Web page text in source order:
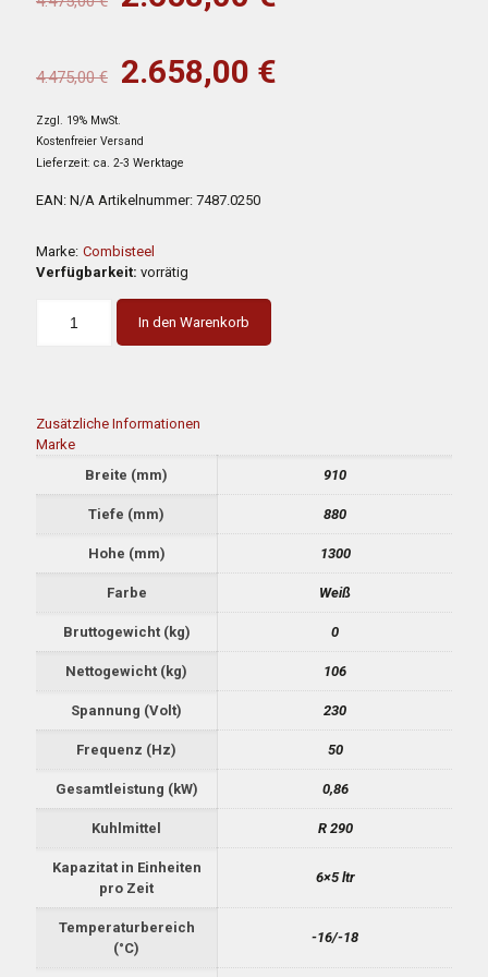
war:
4.475,00 €
4.475,00€
Ursprünglicher
war:
4.475,00 €
2.658,00 €
Zzgl. 19% MwSt.
Kostenfreier Versand
Lieferzeit: ca. 2-3 Werktage
EAN: N/A Artikelnummer: 7487.0250
Marke: Combisteel
Verfügbarkeit: vorrätig
In den Warenkorb
Zusätzliche Informationen
Marke
Breite (mm)
910
Tiefe (mm) 880
Hohe (mm) 1300
Farbe Weiß
Bruttogewicht (kg) 0
Nettogewicht (kg) 106
Spannung (Volt) 230
Frequenz (Hz) 50
Gesamtleistung (kW) 0,86
Kuhlmittel R 290
Kapazitat in Einheiten
pro Zeit
6×5 ltr
Temperaturbereich
(°C)
-16/-18